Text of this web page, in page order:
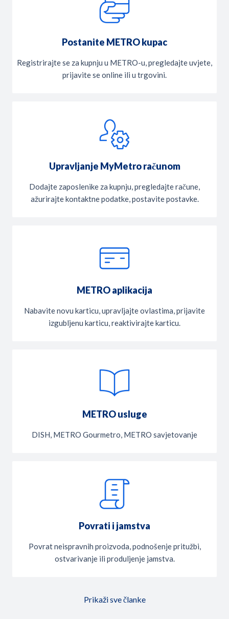
Postanite METRO kupac
Registrirajte se za kupnju u METRO-u, pregledajte uvjete,
prijavite se online ili u trgovini.
Upravljanje MyMetro računom
Dodajte zaposlenike za kupnju, pregledajte račune,
ažurirajte kontaktne podatke, postavite postavke.
METRO aplikacija
Nabavite novu karticu, upravljajte ovlastima, prijavite
izgubljenu karticu, reaktivirajte karticu.
METRO usluge
DISH, METRO Gourmetro, METRO savjetovanje
Povrati i jamstva
Povrat neispravnih proizvoda, podnošenje pritužbi,
ostvarivanje ili produljenje jamstva.
Prikaži sve članke